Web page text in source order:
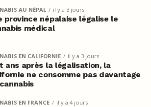
AU NÉPAL il y a 3 jours
province népalaise légalise le
médical
EN CALIFORNIE il y a 3 jours
ans après la légalisation, la
ne consomme pas davantage
EN FRANCE il y a 4 jours